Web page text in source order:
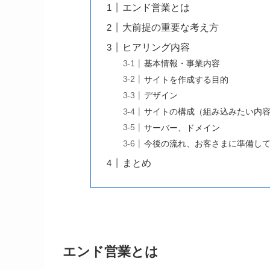
エンド営業とは
大前提の重要な考え方
ヒアリング内容
基本情報・事業内容
サイトを作成する目的
デザイン
サイトの構成（組み込みたい内容
サーバー、ドメイン
今後の流れ、お客さまに準備し
まとめ
エンド営業とは